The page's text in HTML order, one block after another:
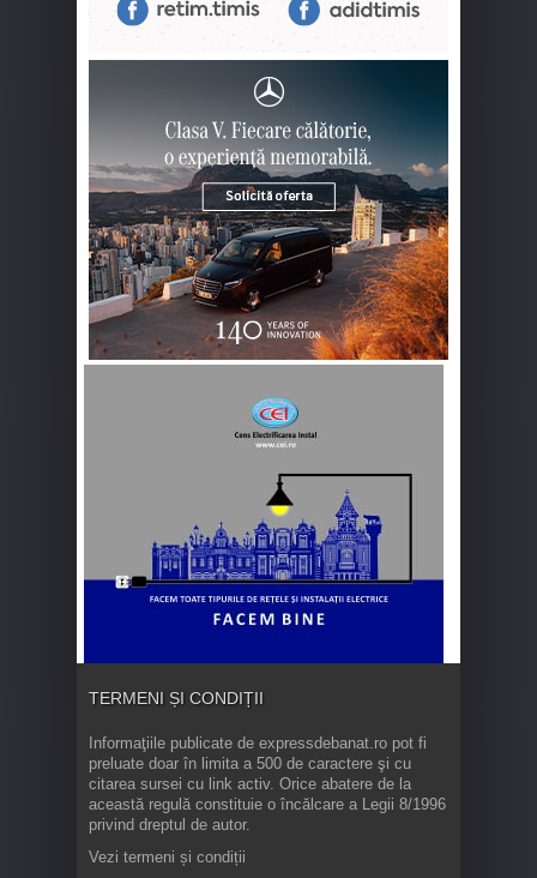
TERMENI ȘI CONDIȚII
Informaţiile publicate de expressdebanat.ro pot fi
preluate doar în limita a 500 de caractere şi cu
citarea sursei cu link activ. Orice abatere de la
această regulă constituie o încălcare a Legii 8/1996
privind dreptul de autor.
Vezi termeni și condiții